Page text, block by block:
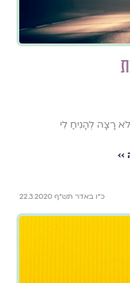
רָצָה לְהָנִיחַ לִי
כ"ו באדר תש"ף 22.3.2020